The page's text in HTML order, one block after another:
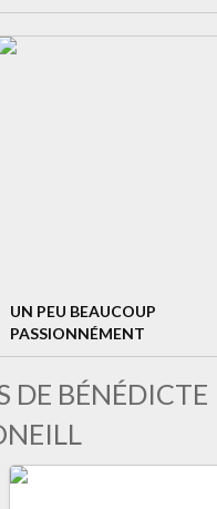
UN PEU BEAUCOUP
PASSIONNÉMENT
DE BÉNÉDICTE